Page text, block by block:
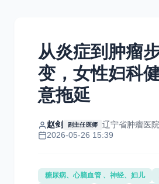
从炎症到肿瘤
变，女性妇科
意拖延
赵剑 副主任医师
辽宁省肿瘤医
2026-05-26 15:39
糖尿病、心脑血管 、神经、妇儿